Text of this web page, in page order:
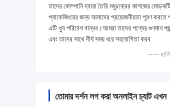
তাদের কোম্পানি দ্বারা তৈরি মধুচক্রের কাগজের
প্যাকেজিংয়ের জন্য আমাদের প্রয়োজনীয়তা পূরণ করতে
এটি খুব পরিবেশ বান্ধব।আমরা তাদের পণ্যের গুণমান
এবং তাদের সাথে দীর্ঘ সময় ধরে সহযোগিতা করব.
——
তোমার দর্শন লগ করা অনলাইন চ্যাট এখন